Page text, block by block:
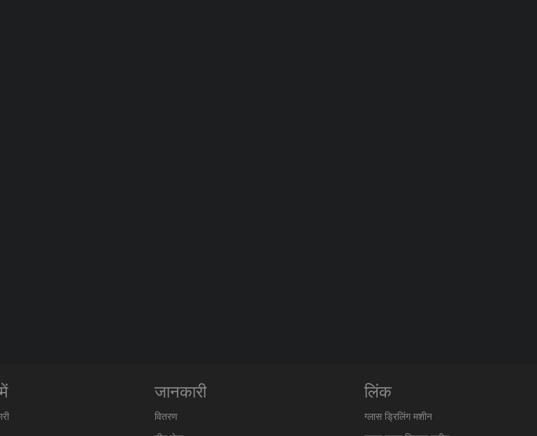
जानकारी
वितरण
लिंक
ग्लास ड्रिलिंग मशीन